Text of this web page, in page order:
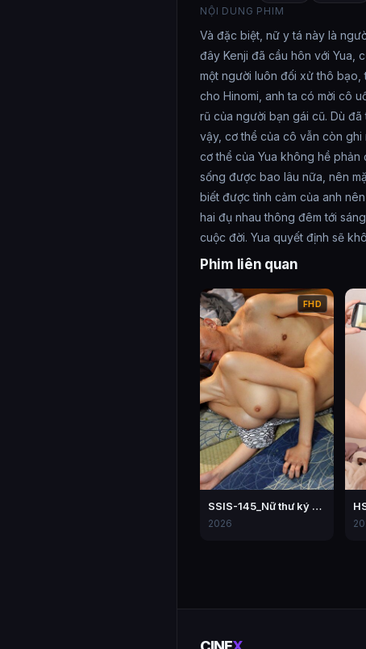
NỘI DUNG PHIM
Và đặc biệt, nữ y tá này là
đây Kenji đã cầu hôn với Yua,
một người luôn đối xử thô bạo,
cho Hinomi, anh ta có mời cô
rũ của người bạn gái cũ. Dù
vậy, cơ thể của cô vẫn còn ghi
cơ thể của Yua không hề
sống được bao lâu nữa, nên
biết được tình cảm của anh
hai đụ nhau thông đêm tới
cuộc đời. Yua quyết định sẽ
Phim liên quan
FHD
SSIS-145_Nữ thư ký bị chịch tơi tả trong một lần đi công tác với sếp
2026